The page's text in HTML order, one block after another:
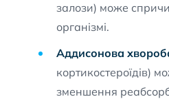
залози) може
організмі.
Аддисонова
кортикостероїдів)
зменшення